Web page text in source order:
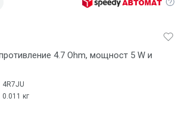
4.7 Ohm, мощност 5 W и
4R7JU
0.011 кг